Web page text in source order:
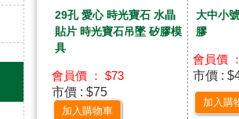
29孔 愛心 時光寶石 水晶
貼片 時光寶石吊墜 矽膠模
具
會員價 ： $73
市價 : $75
加入購物車
大中小
膠
會員價
市價 :
加入購